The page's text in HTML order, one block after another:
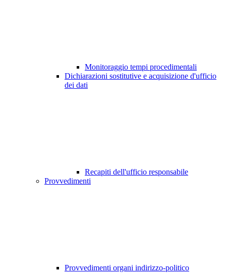
Monitoraggio tempi procedimentali
Dichiarazioni sostitutive e acquisizione d'ufficio
dei dati
Recapiti dell'ufficio responsabile
Provvedimenti
Provvedimenti organi indirizzo-politico